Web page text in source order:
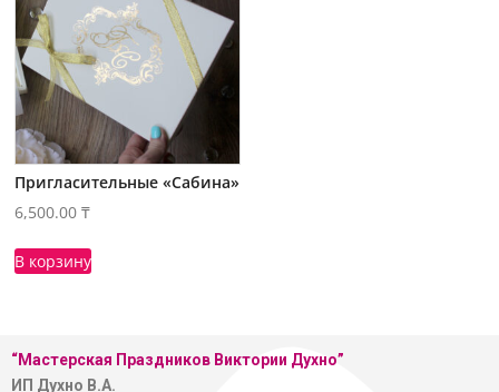
Пригласительные «Сабина»
6,500.00₸
В корзину
“Мастерская Праздников Виктории Духно”
ИП Духно В.А.